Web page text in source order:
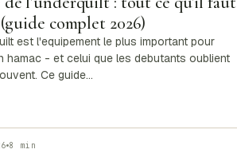
complet 2026)
est l'equipement le plus important pour
hamac - et celui que les debutants oublient
Ce guide…
8 min